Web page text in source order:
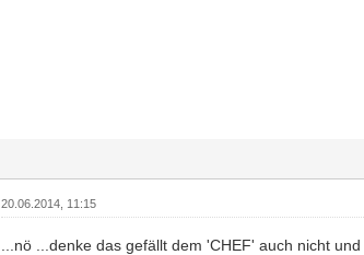
20.06.2014, 11:15
...nö ...denke das gefällt dem 'CHEF' auch nicht